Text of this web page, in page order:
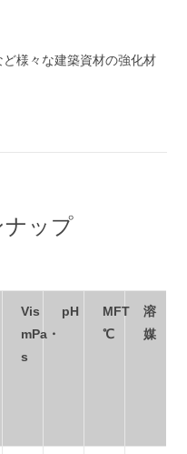
様々な建築資材の強化材
ナップ
Vis
mPa・
s
pH
MFT
℃
溶
媒